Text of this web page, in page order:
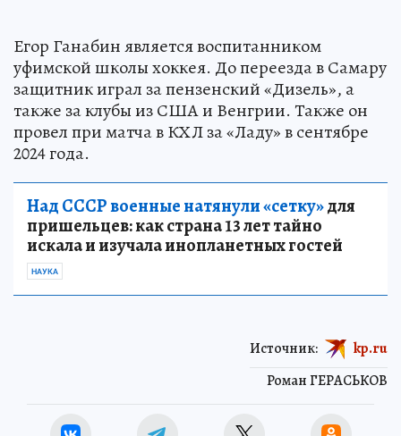
Егор Ганабин является воспитанником
уфимской школы хоккея. До переезда в Самару
защитник играл за пензенский «Дизель», а
также за клубы из США и Венгрии. Также он
провел при матча в КХЛ за «Ладу» в сентябре
2024 года.
Над СССР военные натянули «сетку»для
пришельцев: как страна 13 лет тайно
искала и изучала инопланетных гостей
НАУКА
Роман ГЕРАСЬКОВ
Источник: kp.ru